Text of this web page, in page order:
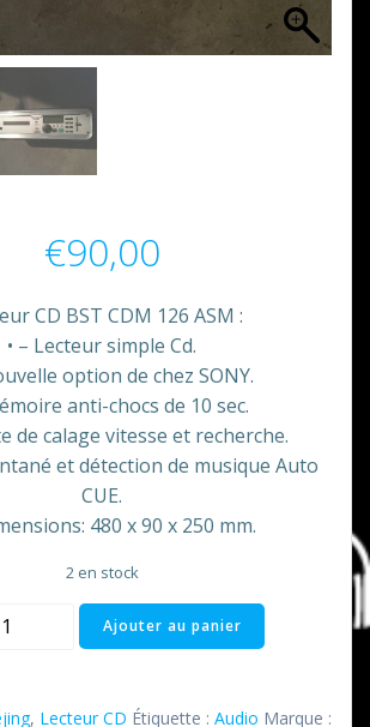
€90,00
CD BST CDM 126 ASM :
• – Lecteur simple Cd.
option de chez SONY.
anti-chocs de 10 sec.
de calage vitesse et recherche.
et détection de musique Auto
CUE.
480 x 90 x 250 mm.
2 en stock
quantité
Ajouter au panier
, Lecteur CD Étiquette : Audio Marque :